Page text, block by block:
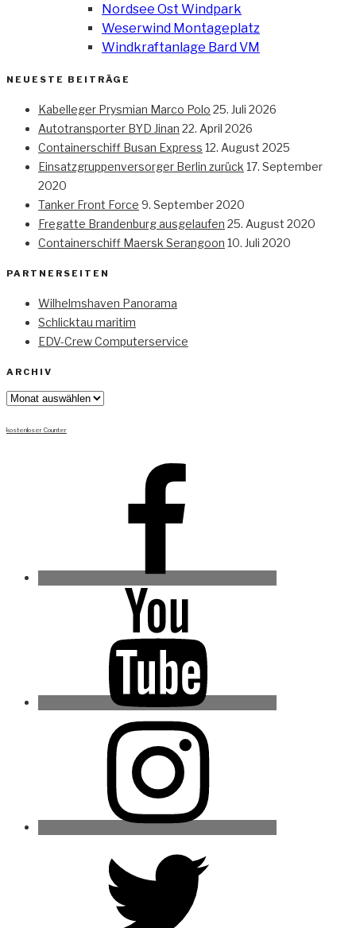
Nordsee Ost Windpark
Weserwind Montageplatz
Windkraftanlage Bard VM
NEUESTE BEITRÄGE
Kabelleger Prysmian Marco Polo 25. Juli 2026
Autotransporter BYD Jinan 22. April 2026
Containerschiff Busan Express 12. August 2025
Einsatzgruppenversorger Berlin zurück 17. September
2020
Tanker Front Force 9. September 2020
Fregatte Brandenburg ausgelaufen 25. August 2020
Containerschiff Maersk Serangoon 10. Juli 2020
PARTNERSEITEN
Wilhelmshaven Panorama
Schlicktau maritim
EDV-Crew Computerservice
ARCHIV
Archiv
kostenloser Counter